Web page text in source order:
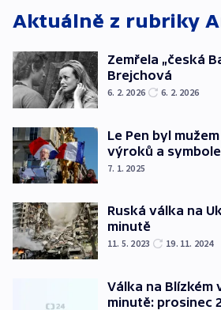
Aktuálně z rubriky
Zemřela „česká
Brejchová
6. 2. 2026 6. 2. 2026
Le Pen byl
výroků a
7. 1. 2025
Ruská válka na
minutě
11. 5. 2023 19. 11. 2024
Válka na Blízkém
minutě: prosinec